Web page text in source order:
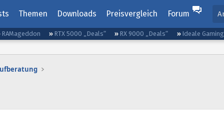
Themen Downloads Preisvergleich Forum
RAMageddon RTX 5000 „Deals“ RX 9000 „Deals“ Ideale